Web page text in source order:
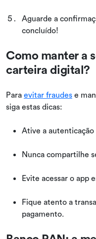
Aguarde a
concluído!
Como manter a
carteira digital?
Para evitar fraudes e
siga estas dicas:
Ative a
Nunca compartilhe
Evite acessar o app
Fique atento a
pagamento.